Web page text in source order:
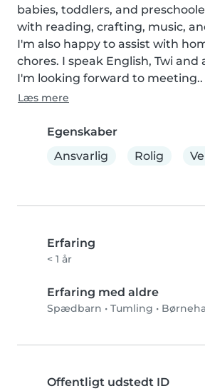
babies, toddlers, and
with reading, crafting, music,
I'm also happy to assist with
chores. I speak English, Twi and
I'm looking forward to meeting..
Læs mere
Egenskaber
Ansvarlig
Rolig
Erfaring
< 1 år
Erfaring med aldre
Spædbarn • Tumling •
Offentligt udstedt ID